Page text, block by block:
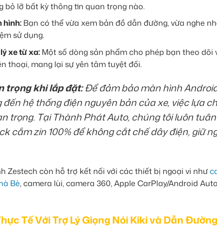
bỏ lỡ bất kỳ thông tin quan trọng nào.
hình: Bạn có thể vừa xem bản đồ dẫn đường, vừa nghe
sử dụng.
xe từ xa: Một số dòng sản phẩm cho phép bạn theo dõi
thoại, mang lại sự yên tâm tuyệt đối.
trọng khi lắp đặt:Để đảm bảo màn hình
đến hệ thống điện nguyên bản của xe, việc lựa
trọng. Tại Thành Phát Auto, chúng tôi luôn
cắm zin 100% để không cắt chế dây điện, giữ
Zestech còn hỗ trợ kết nối với các thiết bị ngoại vi như
Bè, camera lùi, camera 360, Apple CarPlay/Android
Tế Với Trợ Lý Giọng Nói Kiki và Dẫn